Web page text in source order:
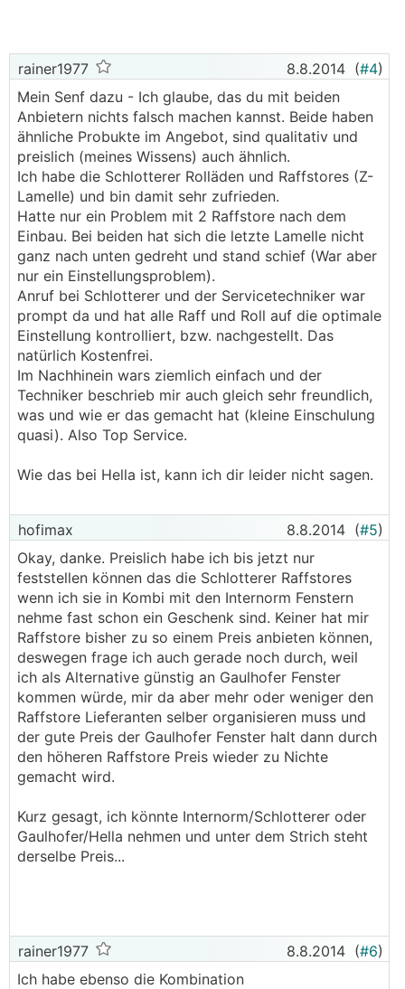
rainer1977 8.8.2014 (#4)
Mein Senf dazu - Ich glaube, das du mit beiden
Anbietern nichts falsch machen kannst. Beide haben
ähnliche Probukte im Angebot, sind qualitativ und
preislich (meines Wissens) auch ähnlich.
Ich habe die Schlotterer Rolläden und Raffstores (Z-
Lamelle) und bin damit sehr zufrieden.
Hatte nur ein Problem mit 2 Raffstore nach dem
Einbau. Bei beiden hat sich die letzte Lamelle nicht
ganz nach unten gedreht und stand schief (War aber
nur ein Einstellungsproblem).
Anruf bei Schlotterer und der Servicetechniker war
prompt da und hat alle Raff und Roll auf die optimale
Einstellung kontrolliert, bzw. nachgestellt. Das
natürlich Kostenfrei.
Im Nachhinein wars ziemlich einfach und der
Techniker beschrieb mir auch gleich sehr freundlich,
was und wie er das gemacht hat (kleine Einschulung
quasi). Also Top Service.
Wie das bei Hella ist, kann ich dir leider nicht sagen.
hofimax 8.8.2014 (#5)
Okay, danke. Preislich habe ich bis jetzt nur
feststellen können das die Schlotterer Raffstores
wenn ich sie in Kombi mit den Internorm Fenstern
nehme fast schon ein Geschenk sind. Keiner hat mir
Raffstore bisher zu so einem Preis anbieten können,
deswegen frage ich auch gerade noch durch, weil
ich als Alternative günstig an Gaulhofer Fenster
kommen würde, mir da aber mehr oder weniger den
Raffstore Lieferanten selber organisieren muss und
der gute Preis der Gaulhofer Fenster halt dann durch
den höheren Raffstore Preis wieder zu Nichte
gemacht wird.
Kurz gesagt, ich könnte Internorm/Schlotterer oder
Gaulhofer/Hella nehmen und unter dem Strich steht
derselbe Preis...
rainer1977 8.8.2014 (#6)
Ich habe ebenso die Kombination